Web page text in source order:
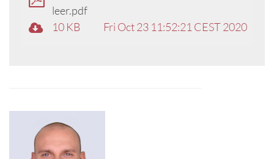
leer.pdf
10 KB
Fri Oct 23 11:52:21 CEST 2020